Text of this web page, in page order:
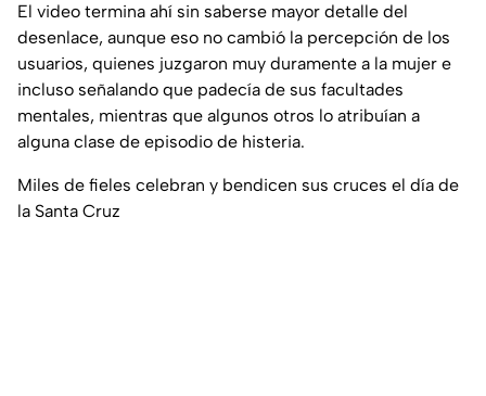
El video termina ahí sin saberse mayor detalle del
desenlace, aunque eso no cambió la percepción de los
usuarios, quienes juzgaron muy duramente a la mujer e
incluso señalando que padecía de sus facultades
mentales, mientras que algunos otros lo atribuían a
alguna clase de episodio de histeria.
Miles de fieles celebran y bendicen sus cruces el día de
la Santa Cruz